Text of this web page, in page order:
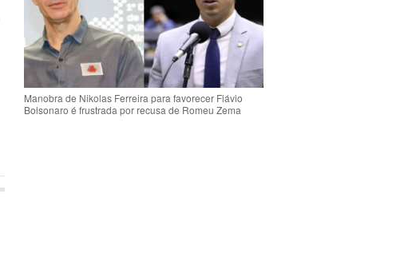
Manobra de Nikolas Ferreira para favorecer Flávio
Bolsonaro é frustrada por recusa de Romeu Zema